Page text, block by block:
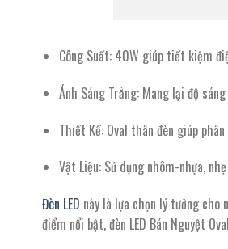
Công Suất: 40W giúp tiết kiệm
Ánh Sáng Trắng: Mang lại độ
Thiết Kế: Oval thân đèn giúp
Vật Liệu: Sử dụng nhôm-nhựa,
Đèn LED này là lựa chọn lý tưởng cho
điểm nổi bật, đèn LED Bán Nguyệt